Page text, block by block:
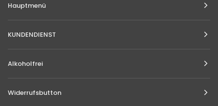
Hauptmenü
KUNDENDIENST
Alkoholfrei
Widerrufsbutton